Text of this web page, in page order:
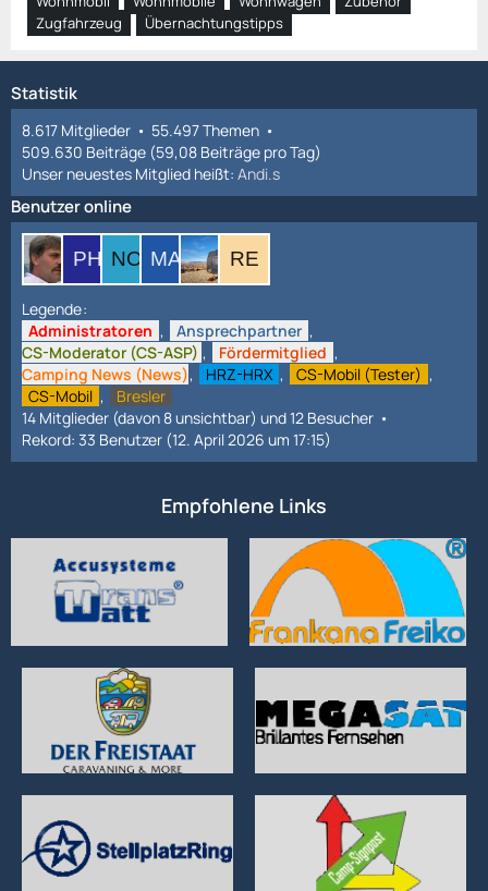
Zugfahrzeug
Übernachtungstipps
Statistik
8.617 Mitglieder
55.497 Themen
509.630 Beiträge (59,08 Beiträge pro Tag)
Unser neuestes Mitglied heißt: Andi.s
Benutzer online
Legende
Administratoren
Ansprechpartner
CS-Moderator (CS-ASP)
Fördermitglied
Camping News (News)
HRZ-HRX
CS-Mobil (Tester)
CS-Mobil
Bresler
14 Mitglieder (davon 8 unsichtbar) und 12 Besucher
Rekord: 33 Benutzer (12. April 2026 um 17:15)
Empfohlene Links